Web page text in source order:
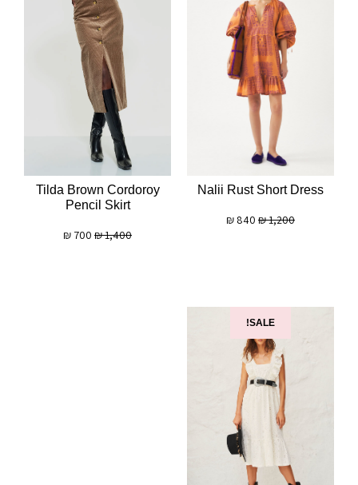
Nalii Rust Short Dress
1,200
₪
840
₪
Tilda Brown Cordoroy
Pencil Skirt
1,400
₪
700
₪
SALE!